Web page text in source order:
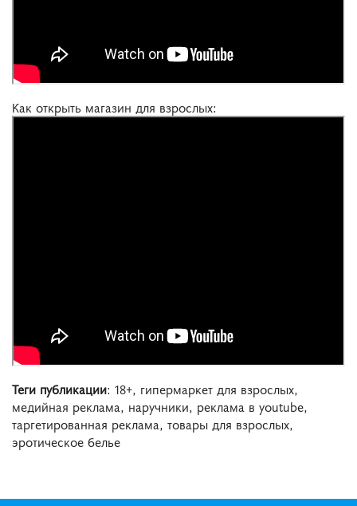
Как открыть магазин для взрослых:
Теги публикации: 18+, гипермаркет для взрослых,
медийная реклама, наручники, реклама в youtube,
таргетированная реклама, товары для взрослых,
эротическое белье